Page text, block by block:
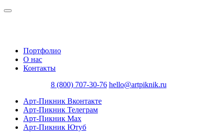
Портфолио
О нас
Контакты
8 (800) 707-30-76 hello@artpiknik.ru
Арт-Пикник Вконтакте
Арт-Пикник Телеграм
Арт-Пикник Max
Арт-Пикник Ютуб